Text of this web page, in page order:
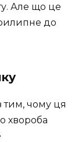
Але що це
до
тим, чому ця
хвороба